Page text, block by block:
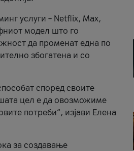
услуги – Netflix, Max,
модел што го
да променат една по
збогатена и со
според своите
цел е да овозможиме
потреби“, изјави Елена
за создавање